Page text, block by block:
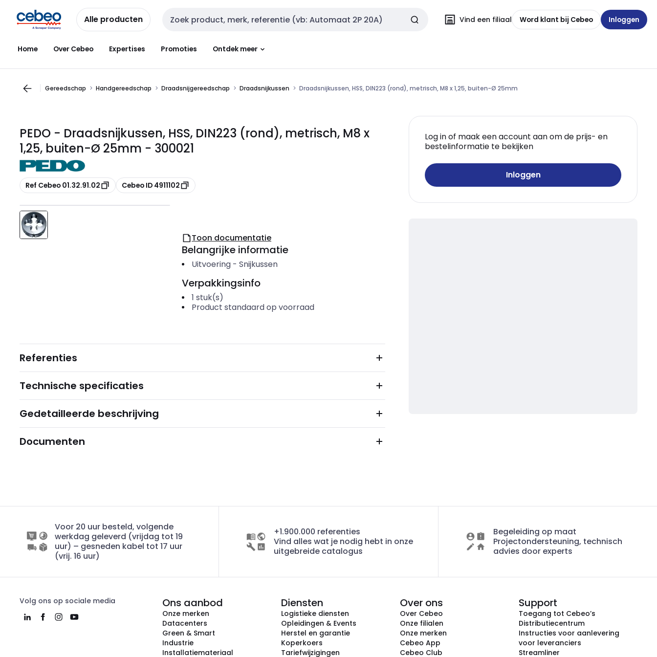
naar
navigatie
naar
inhoud
Alle producten Zoekveld invoer Vind een filiaal Word klant bij Cebeo Inloggen
Home Over Cebeo Expertises Promoties Ontdek meer
Gereedschap Handgereedschap Draadsnijgereedschap Draadsnijkussen Draadsnijkussen, HSS, DIN223 (rond), metrisch, M8 x 1,25, buiten-Ø 25mm
PEDO - Draadsnijkussen, HSS, DIN223 (rond), metrisch, M8 x
1,25, buiten-Ø 25mm - 300021
Kopiëren
Ref Cebeo 01.32.91.02 Kopiëren
Cebeo ID 4911102
Log in of maak een account aan om de prijs- en
bestelinformatie te bekijken
Inloggen
Toon documentatie
Belangrijke informatie
Uitvoering- Snijkussen
Verpakkingsinfo
1 stuk(s)
Product standaard op voorraad
Referenties
Technische specificaties
Gedetailleerde beschrijving
Documenten
Voor 20 uur besteld, volgende
werkdag geleverd (vrijdag tot 19
uur) – gesneden kabel tot 17 uur
(vrij. 16 uur)
+1.900.000 referenties
Vind alles wat je nodig hebt in onze
uitgebreide catalogus
Begeleiding op maat
Projectondersteuning, technisch
advies door experts
Volg ons op sociale media Ons aanbod
Onze merken
Datacenters
Green & Smart
Industrie
Installatiemateriaal
Diensten
Logistieke diensten
Opleidingen & Events
Herstel en garantie
Koperkoers
Tariefwijzigingen
Over ons
Over Cebeo
Onze filialen
Onze merken
Cebeo App
Cebeo Club
Support
Toegang tot Cebeo’s
Distributiecentrum
Instructies voor aanlevering
voor leveranciers
Streamliner